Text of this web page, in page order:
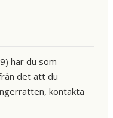
har du som
det att du
kontakta